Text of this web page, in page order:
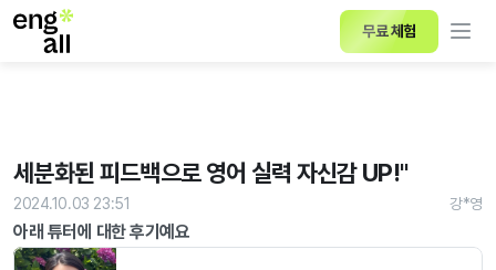
세분화된 피드백으로 영어 실력 자신감 UP!"
2024.10.03 23:51 강*영
아래 튜터에 대한 후기예요
무료 체험